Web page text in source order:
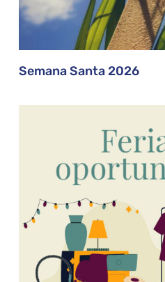
Semana Santa 2026